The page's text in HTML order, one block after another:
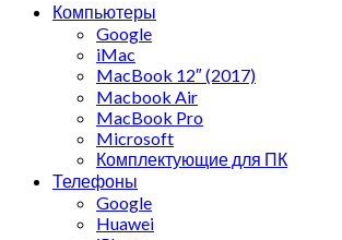
Компьютеры
Google
iMac
MacBook 12″ (2017)
Macbook Air
MacBook Pro
Microsoft
Комплектующие для ПК
Телефоны
Google
Huawei